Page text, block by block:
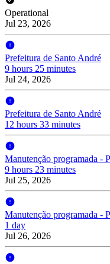
Operational
Jul 23, 2026
Prefeitura de Santo André
9 hours 25 minutes
Jul 24, 2026
Prefeitura de Santo André
12 hours 33 minutes
Manutenção programada -
9 hours 23 minutes
Jul 25, 2026
Manutenção programada -
1 day
Jul 26, 2026